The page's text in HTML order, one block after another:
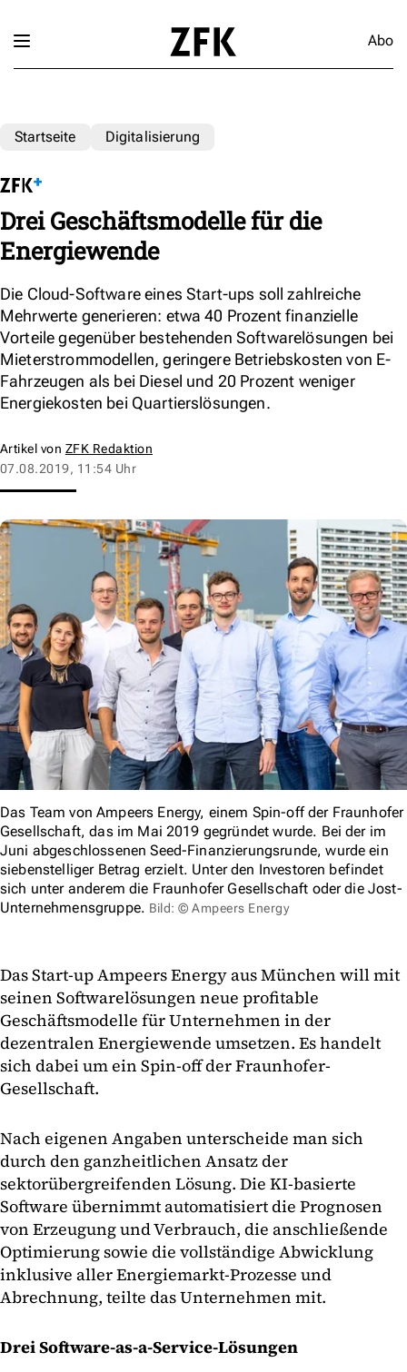
Abo
Startseite Digitalisierung
Drei Geschäftsmodelle für die
Energiewende
Die Cloud-Software eines Start-ups soll zahlreiche
Mehrwerte generieren: etwa 40 Prozent finanzielle
Vorteile gegenüber bestehenden Softwarelösungen bei
Mieterstrommodellen, geringere Betriebskosten von E-
Fahrzeugen als bei Diesel und 20 Prozent weniger
Energiekosten bei Quartierslösungen.
Artikel von ZFK Redaktion
07.08.2019, 11:54 Uhr
Das Team von Ampeers Energy, einem Spin-off der Fraunhofer
Gesellschaft, das im Mai 2019 gegründet wurde. Bei der im
Juni abgeschlossenen Seed-Finanzierungsrunde, wurde ein
siebenstelliger Betrag erzielt. Unter den Investoren befindet
sich unter anderem die Fraunhofer Gesellschaft oder die Jost-
Unternehmensgruppe. Bild: © Ampeers Energy
Das Start-up Ampeers Energy aus München will mit
seinen Softwarelösungen neue profitable
Geschäftsmodelle für Unternehmen in der
dezentralen Energiewende umsetzen. Es handelt
sich dabei um ein Spin-off der Fraunhofer-
Gesellschaft.
Nach eigenen Angaben unterscheide man sich
durch den ganzheitlichen Ansatz der
sektorübergreifenden Lösung. Die KI-basierte
Software übernimmt automatisiert die Prognosen
von Erzeugung und Verbrauch, die anschließende
Optimierung sowie die vollständige Abwicklung
inklusive aller Energiemarkt-Prozesse und
Abrechnung, teilte das Unternehmen mit.
Drei Software-as-a-Service-Lösungen